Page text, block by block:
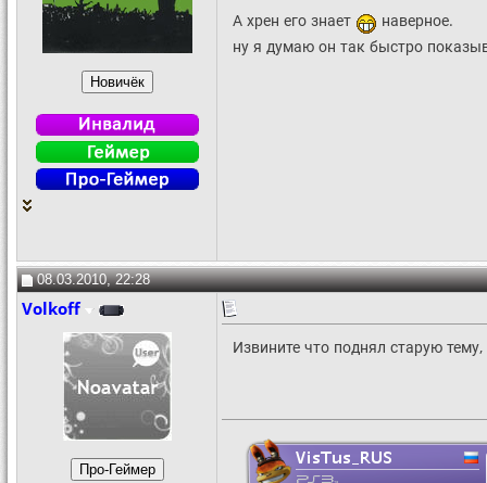
А хрен его знает
наверное.
ну я думаю он так быстро
08.03.2010, 22:28
Volkoff
Извините что поднял старую